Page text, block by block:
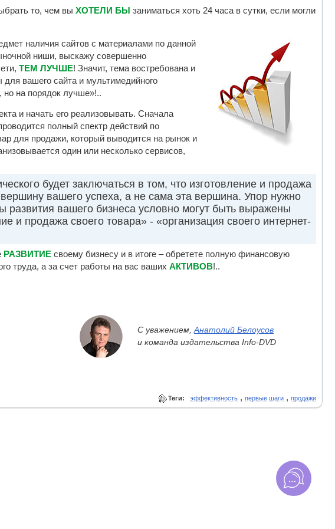
то, чем вы ХОТЕЛИ БЫ заниматься хоть 24 часа в сутки, если могли
наличия сайтов с материалами по данной
ниши, выскажу совершенно
ТЕМ ЛУЧШЕ! Значит, тема востребована и
вашего сайта и мультимедийного
но на порядок лучше»!..
и начать его реализовывать. Сначала
полный спектр действий по
для продажи, который выводится на рынок и
один или несколько сервисов,
будет заключаться в том, что изготовление и продажа
вашего успеха, а не сама эта вершина. Упор нужно
вашего бизнеса условно могут быть выражены
и продажа своего товара» - «организация своего интернет-
РАЗВИТИЕ своему бизнесу и в итоге – обретете полную финансовую
труда, а за счет работы на вас ваших АКТИВОВ!..
С уважением, Анатолий Белоусов
и команда издательства Info-DVD
Теги: эффективность , первые шаги , продажи